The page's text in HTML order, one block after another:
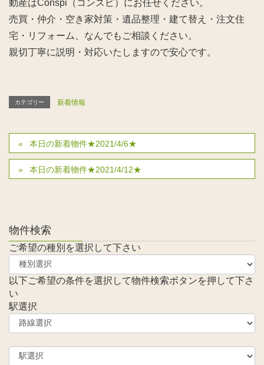
動産はConspi（コンスピ）にお任せください。
売買・仲介・空き家対策・遺品整理・建て替え・注文住
宅・リフォーム、なんでもご相談ください。
親切丁寧に説明・対応いたしますので安心です。
カテゴリー 新着情報
本日の新着物件★2021/4/6★
本日の新着物件★2021/4/12★
物件検索
ご希望の種別を選択して下さい
以下ご希望の条件を選択して物件検索ボタンを押して下さ
い
駅選択